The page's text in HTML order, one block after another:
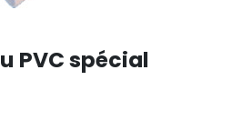
PVC spécial